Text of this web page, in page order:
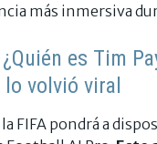
más inmersiva
¿Quién es Tim
volvió viral
FIFA pondrá a